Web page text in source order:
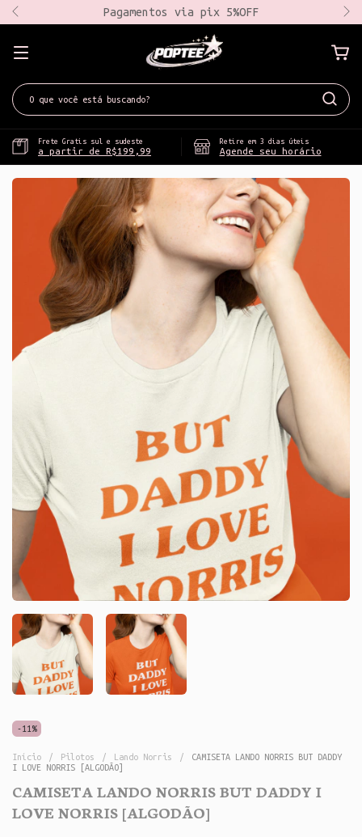
Pagamentos via pix 5%OFF
Frete Gratis sul e sudeste
a partir de R$199,99
Retire em 3 dias úteis
Agende seu horário
-11 %
Início / Pilotos / Lando Norris /
CAMISETA LANDO NORRIS BUT DADDY
I LOVE NORRIS [ALGODÃO]
CAMISETA LANDO NORRIS BUT DADDY I
LOVE NORRIS [ALGODÃO]